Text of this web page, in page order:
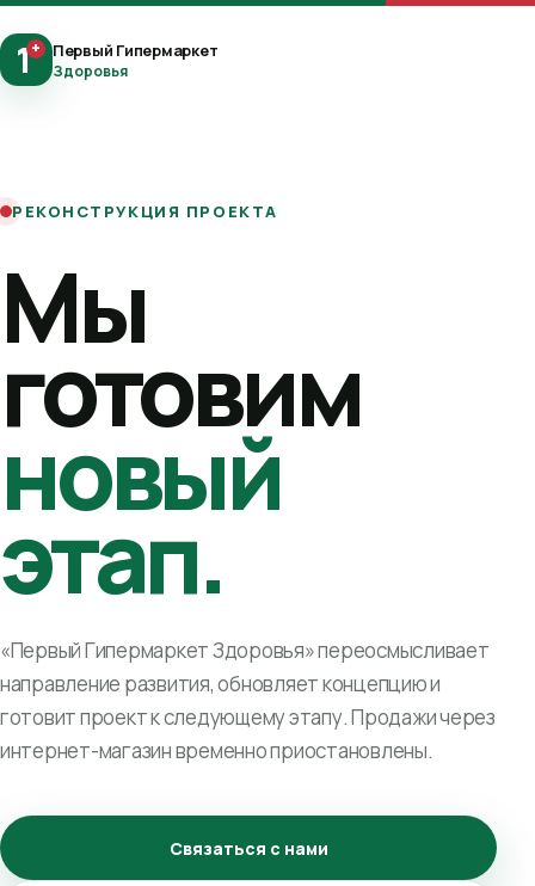
1+ Первый Гипермаркет
Здоровья
РЕКОНСТРУКЦИЯ ПРОЕКТА
Мы
готовим
новый
этап.
«Первый Гипермаркет Здоровья» переосмысливает
направление развития, обновляет концепцию и
готовит проект к следующему этапу. Продажи через
интернет-магазин временно приостановлены.
Связаться с нами